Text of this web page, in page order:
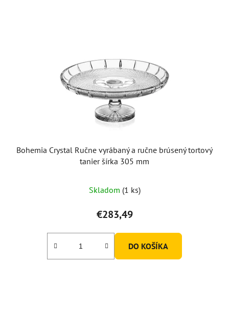
Bohemia Crystal Ručne vyrábaný a ručne brúsený tortový
tanier šírka 305 mm
Skladom (1 ks)
€283,49
DO KOŠÍKA